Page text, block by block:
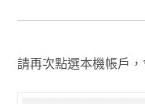
請再次點選本機帳戶